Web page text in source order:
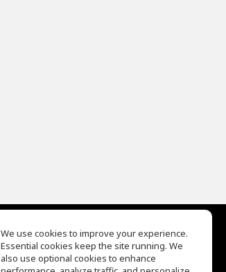
EQ Ear Training
Drum Machine
We use cookies to improve your experience.
Essential cookies keep the site running. We
also use optional cookies to enhance